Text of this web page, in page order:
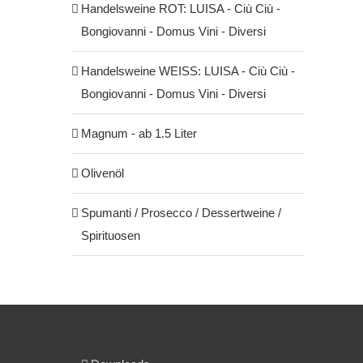
Handelsweine ROT: LUISA - Ciù Ciù -
Bongiovanni - Domus Vini - Diversi
Handelsweine WEISS: LUISA - Ciù Ciù -
Bongiovanni - Domus Vini - Diversi
Magnum - ab 1.5 Liter
Olivenöl
Spumanti / Prosecco / Dessertweine /
Spirituosen